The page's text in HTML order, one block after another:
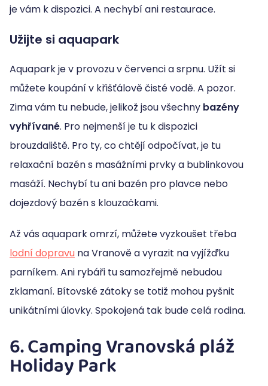
je vám k dispozici. A nechybí ani restaurace.
Užijte si aquapark
Aquapark je v provozu v červenci a srpnu. Užít si
můžete koupání v křišťálově čisté vodě. A pozor.
Zima vám tu nebude, jelikož jsou všechny bazény
vyhřívané. Pro nejmenší je tu k dispozici
brouzdaliště. Pro ty, co chtějí odpočívat, je tu
relaxační bazén s masážními prvky a bublinkovou
masáží. Nechybí tu ani bazén pro plavce nebo
dojezdový bazén s klouzačkami.
Až vás aquapark omrzí, můžete vyzkoušet třeba
lodní dopravu na Vranově a vyrazit na vyjížďku
parníkem. Ani rybáři tu samozřejmě nebudou
zklamaní. Bítovské zátoky se totiž mohou pyšnit
unikátními úlovky. Spokojená tak bude celá rodina.
6. Camping Vranovská pláž
Holiday Park